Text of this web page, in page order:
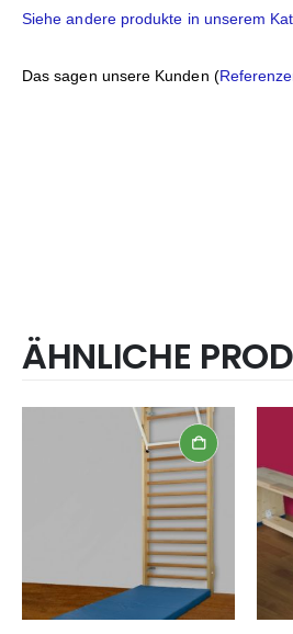
Siehe andere produkte in unserem
Das sagen unsere Kunden (
ÄHNLICHE